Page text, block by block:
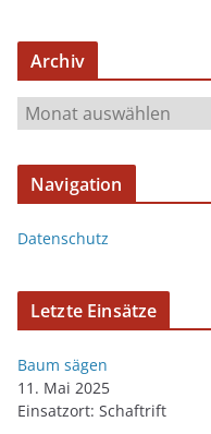
Archiv
Navigation
Datenschutz
Letzte Einsätze
Baum sägen
11. Mai 2025
Einsatzort: Schaftrift